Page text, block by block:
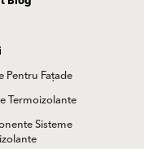
Pentru Fațade
Termoizolante
Sisteme